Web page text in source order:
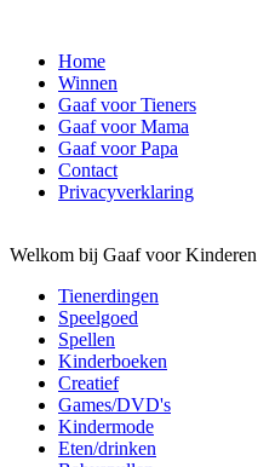
Home
Winnen
Gaaf voor Tieners
Gaaf voor Mama
Gaaf voor Papa
Contact
Privacyverklaring
Welkom bij Gaaf voor Kinderen
Tienerdingen
Speelgoed
Spellen
Kinderboeken
Creatief
Games/DVD's
Kindermode
Eten/drinken